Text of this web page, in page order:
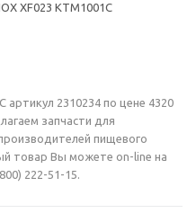
XF023 KTM1001C
артикул 2310234 по цене 4320
запчасти для
пищевого
товар Вы можете on-line на
222-51-15.